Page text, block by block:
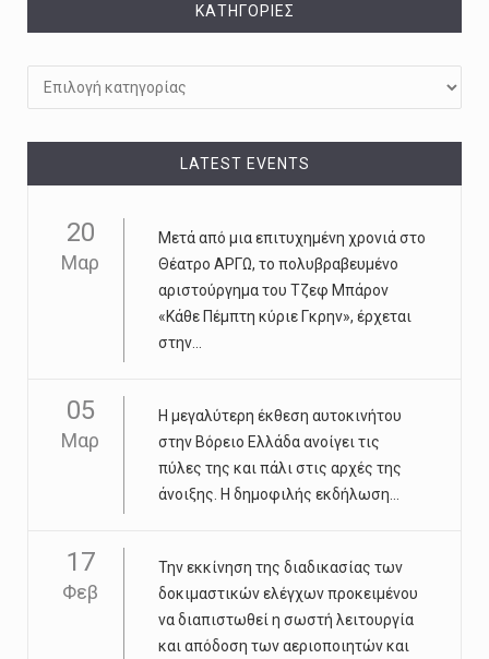
KΑΤΗΓΟΡΊΕΣ
LATEST EVENTS
20
Μαρ
Μετά από μια επιτυχημένη χρονιά στο
Θέατρο ΑΡΓΩ, το πολυβραβευμένο
αριστούργημα του Τζεφ Μπάρον
«Κάθε Πέμπτη κύριε Γκρην», έρχεται
στην...
05
Μαρ
Η μεγαλύτερη έκθεση αυτοκινήτου
στην Βόρειο Ελλάδα ανοίγει τις
πύλες της και πάλι στις αρχές της
άνοιξης. Η δημοφιλής εκδήλωση...
17
Φεβ
Την εκκίνηση της διαδικασίας των
δοκιμαστικών ελέγχων προκειμένου
να διαπιστωθεί η σωστή λειτουργία
και απόδοση των αεριοποιητών και